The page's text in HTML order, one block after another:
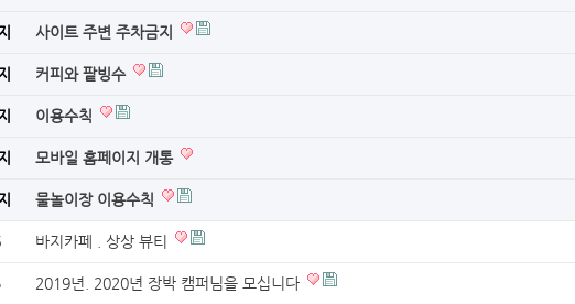
사이트 주변 주차금지
커피와 팥빙수
이용수칙
모바일 홈페이지 개통
물놀이장 이용수칙
바지카페 . 상상 뷰티
2019년. 2020년 장박 캠퍼님을 모십니다